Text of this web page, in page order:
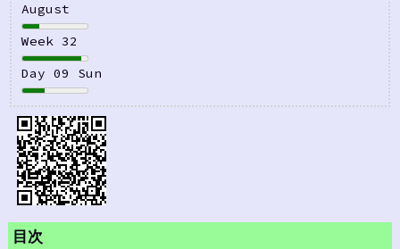
August
Week 32
Day 09 Sun
目次